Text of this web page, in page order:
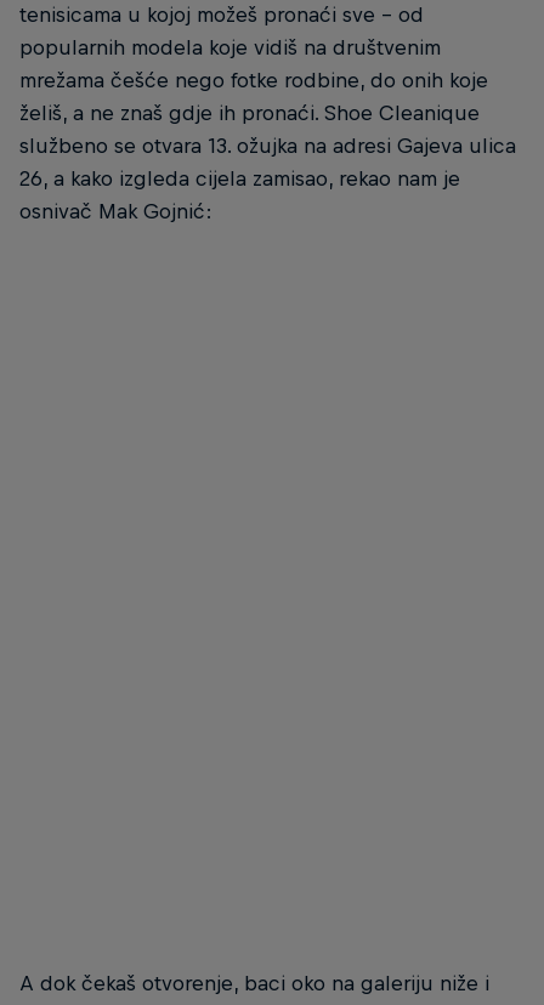
tenisicama u kojoj možeš pronaći sve - od
popularnih modela koje vidiš na društvenim
mrežama češće nego fotke rodbine, do onih koje
želiš, a ne znaš gdje ih pronaći. Shoe Cleanique
službeno se otvara 13. ožujka na adresi Gajeva ulica
26, a kako izgleda cijela zamisao, rekao nam je
osnivač Mak Gojnić:
A dok čekaš otvorenje, baci oko na galeriju niže i